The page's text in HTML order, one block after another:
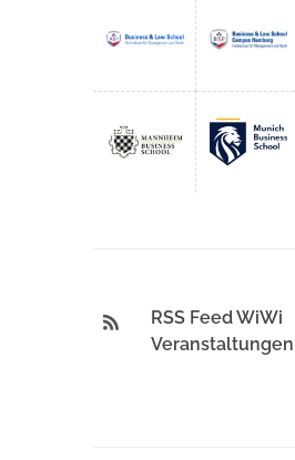
RSS Feed WiWi
Veranstaltungen